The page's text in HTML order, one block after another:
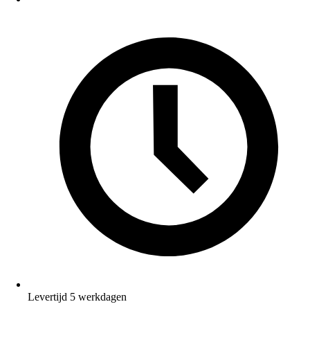
Levertijd 5 werkdagen